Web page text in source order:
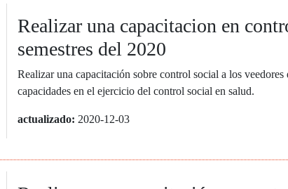
Realizar una capacitacion en
semestres del 2020
Realizar una capacitación sobre control social a los
capacidades en el ejercicio del control social en salud.
actualizado: 2020-12-03